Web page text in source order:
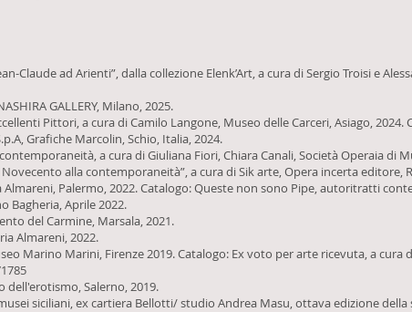
Claude ad Arienti”, dalla collezione Elenk’Art, a cura di Sergio Troisi e
GALLERY, Milano, 2025.
Pittori, a cura di Camilo Langone, Museo delle Carceri, Asiago, 2024.
Grafiche Marcolin, Schio, Italia, 2024.
a cura di Giuliana Fiori, Chiara Canali, Società Operaia di
alla contemporaneità”, a cura di Sik arte, Opera incerta editore,
Palermo, 2022. Catalogo: Queste non sono Pipe, autoritratti
Bagheria, Aprile 2022.
del Carmine, Marsala, 2021.
Almareni, 2022.
Marino Marini, Firenze 2019. Catalogo: Ex voto per arte ricevuta, a cura
dell'erotismo, Salerno, 2019.
siciliani, ex cartiera Bellotti/ studio Andrea Masu, ottava edizione